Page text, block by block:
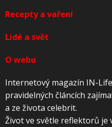
Recepty a vaření
Lidé a svět
O webu
Internetový magazín IN-
pravidelných článcích
a ze života celebrit.
Život ve světle reflektorů je